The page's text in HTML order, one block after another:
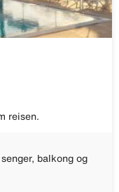
reisen.
balkong og